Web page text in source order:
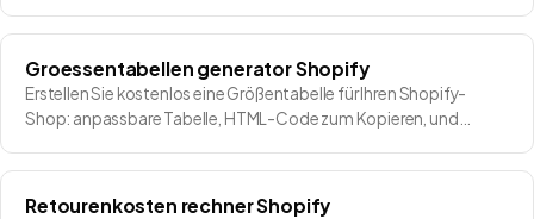
Groessentabellen generator Shopify
Erstellen Sie kostenlos eine Größentabelle für Ihren Shopify-
Shop: anpassbare Tabelle, HTML-Code zum Kopieren, und…
Retourenkosten rechner Shopify